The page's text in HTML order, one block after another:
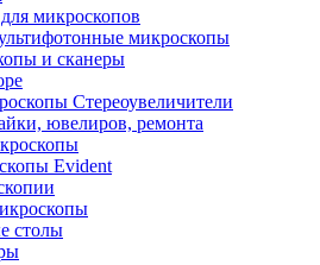
микроскопов
микроскопы
и сканеры
Стереоувеличители
ювелиров, ремонта
Evident
столы